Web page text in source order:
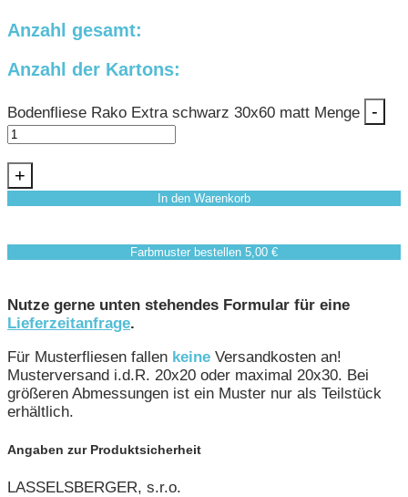
Anzahl gesamt:
Anzahl der Kartons:
Bodenfliese Rako Extra schwarz 30x60 matt Menge -
+
In den Warenkorb
Farbmuster bestellen 5,00 €
Nutze gerne unten stehendes Formular für eine
Lieferzeitanfrage.
Für Musterfliesen fallen keine Versandkosten an!
Musterversand i.d.R. 20x20 oder maximal 20x30. Bei
größeren Abmessungen ist ein Muster nur als Teilstück
erhältlich.
Angaben zur Produktsicherheit
LASSELSBERGER, s.r.o.